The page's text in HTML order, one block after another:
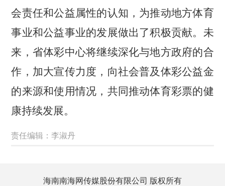
会责任和公益属性的认知 ，为推动地方体育
事业和公益事业的发展做出了积极贡献。未
来， 省体彩中心将继续深化与地方政府的合
作，加大宣传力度，向社会普及体彩公益金
的来源和使用情况，共同推动体育彩票的健
康持续发展。
责任编辑：李淑丹
海南南海网传媒股份有限公司 版权所有